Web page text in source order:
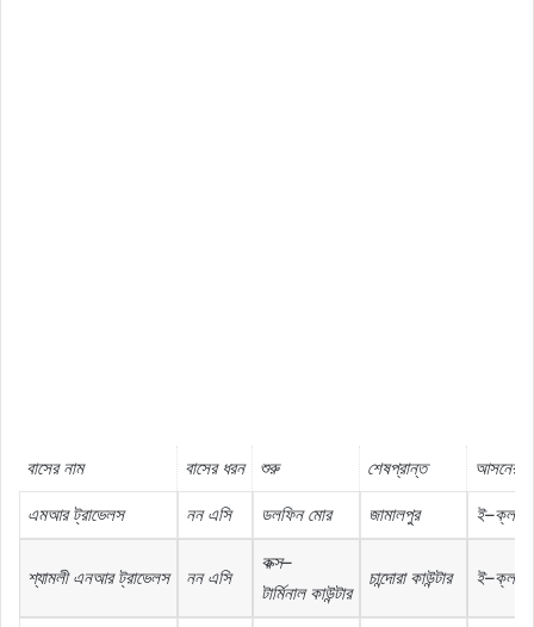
বাসের নাম বাসের ধরন শুরু শেষপ্রান্ত আসনের
এমআর ট্রাভেলস নন এসি ডলফিন মোর জামালপুর ই–ক্লাস
শ্যামলী এনআর ট্রাভেলস নন এসি
কক্স–
টার্মিনাল কাউন্টার
চান্দোরা কাউন্টার ই–ক্লাস